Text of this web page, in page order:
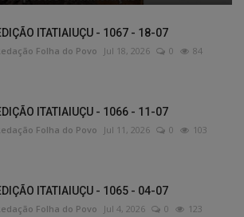
ITATIAIUÇU - 1067 - 18-07
Folha do Povo Jul 18, 2026 0 84
ITATIAIUÇU - 1066 - 11-07
Folha do Povo Jul 11, 2026 0 103
ITATIAIUÇU - 1065 - 04-07
Folha do Povo Jul 4, 2026 0 123